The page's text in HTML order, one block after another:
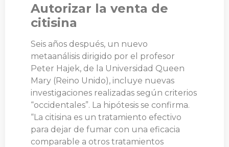
Autorizar la venta de
citisina
Seis años después, un nuevo
metaanálisis dirigido por el profesor
Peter Hajek, de la Universidad Queen
Mary (Reino Unido), incluye nuevas
investigaciones realizadas según criterios
“occidentales”. La hipótesis se confirma.
“La citisina es un tratamiento efectivo
para dejar de fumar con una eficacia
comparable a otros tratamientos